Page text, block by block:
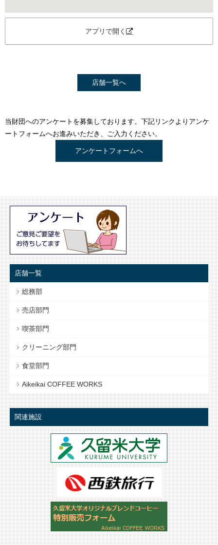
アプリで開く
店舗一覧へ
当財団へのアンケートを募集しております。下記リンクよりアンケ
ートフォームへお進みいただき、ご入力ください。
アンケートフォームへ
店舗一覧
総務部
売店部門
喫茶部門
クリーニング部門
食堂部門
Aikeikai COFFEE WORKS
関連施設